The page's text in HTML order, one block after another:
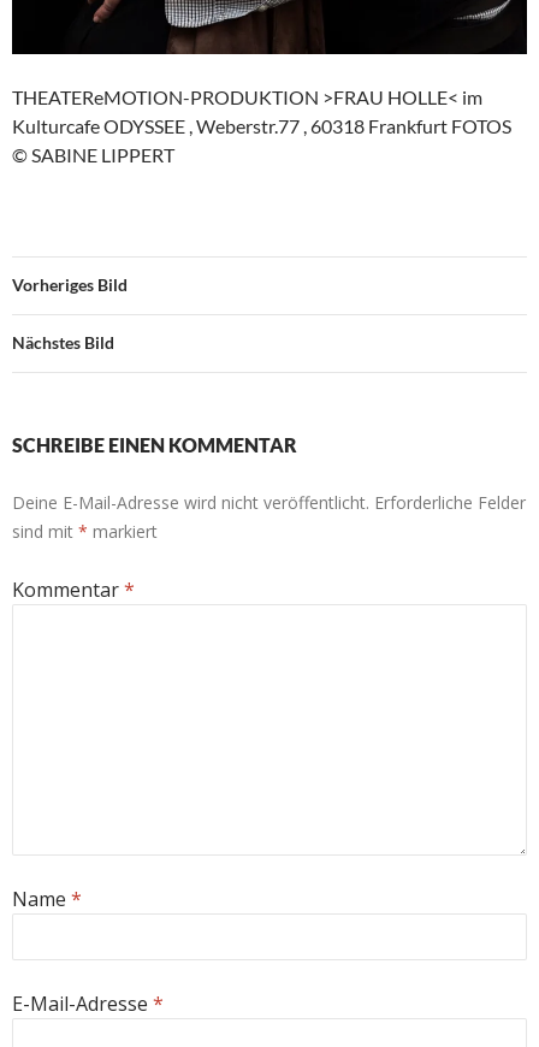
THEATEReMOTION-PRODUKTION >FRAU HOLLE< im
Kulturcafe ODYSSEE , Weberstr.77 , 60318 Frankfurt FOTOS
© SABINE LIPPERT
Vorheriges Bild
Nächstes Bild
SCHREIBE EINEN KOMMENTAR
Deine E-Mail-Adresse wird nicht veröffentlicht. Erforderliche Felder
sind mit * markiert
Kommentar*
Name *
E-Mail-Adresse *